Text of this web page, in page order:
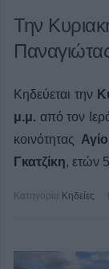
Την
Κηδεύεται την
μ.μ. από τον
κοινότητας
Γκατζίκη, ετών
Κατηγορία Κηδείες